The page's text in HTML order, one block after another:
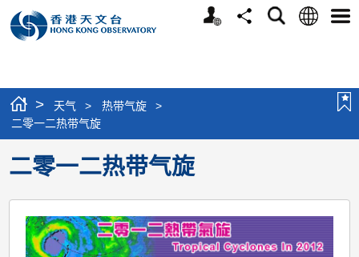
个
分
搜
语
选
> 天气 > 热带气旋
>
二零一二热带气旋
二零一二热带气旋